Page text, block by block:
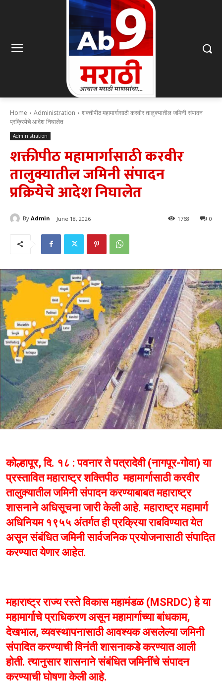
Home Administration
शक्तीपीठ महामार्गासाठी करवीर तालुक्यातील जमिनी संपादन
प्रक्रियेचे आदेश निघालेत
Administration
शक्तीपीठ महामार्गासाठी करवीर
तालुक्यातील जमिनी संपादन
प्रक्रियेचे आदेश निघालेत
By Admin June 18, 2026 0
1768
कोल्हापूर, दि. १८ : पवनार ते पत्रादेवी (नागपूर-गोवा) या
प्रस्तावित महाराष्ट्र शक्तिपीठ महामार्गासाठी करवीर
तालुक्यातील जमिनी संपादन करण्याबाबत महाराष्ट्र
शासनाने अधिसूचना जारी केली आहे. महाराष्ट्र महामार्ग
अधिनियम १९५५ अंतर्गत ही प्रक्रिया राबविण्यात येत
असून संबंधित जमिनी सार्वजनिक प्रयोजनासाठी संपादित
करण्यात येणार आहेत.
महाराष्ट्र राज्य रस्ते विकास महामंडळ (MSRDC) हे या
महामार्गाचे प्राधिकरण असून महामार्गाच्या बांधकाम,
देखभाल, व्यवस्थापनासाठी आवश्यक असलेल्या जमिनी
संपादित करण्याची विनंती शासनाकडे करण्यात आली
होती. त्यानुसार शासनाने संबंधित जमिनींचे संपादन
करण्याची घोषणा केली आहे.